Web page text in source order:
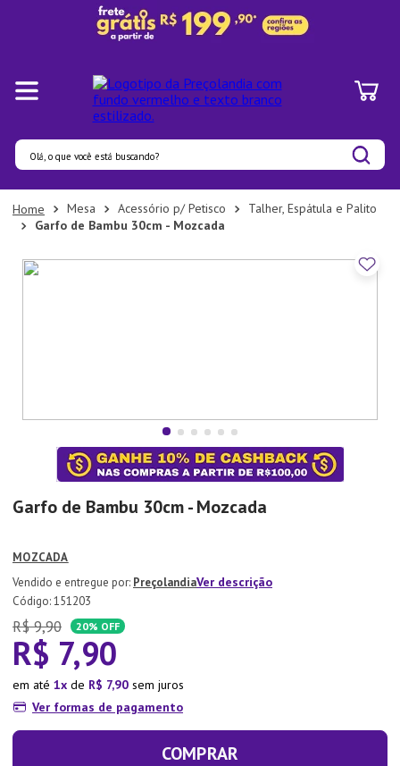
Olá, o que você está buscando?
Mesa Acessório p/ Petisco
Talher, Espátula e Palito
Garfo de Bambu 30cm - Mozcada
Garfo de Bambu 30cm - Mozcada
MOZCADA
PreçolandiaVer descrição
:151203
R$ 9,90 20% OFF
R$ 7,90
em até 1 de R$ 7,90 sem juros
Ver formas de pagamento
COMPRAR
Termos mais buscados
1º
Panelas
2º
Pratos
7º
Tapete
Aparelho Jantar
Xicara
10º Lixeira